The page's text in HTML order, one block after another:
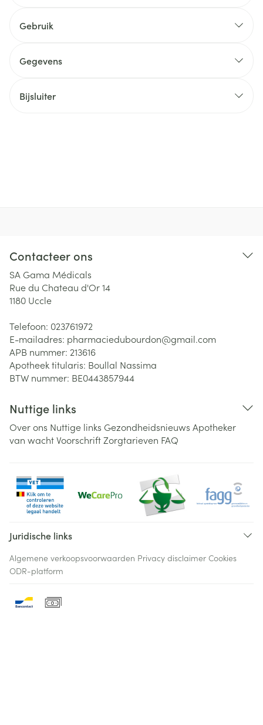
Gebruik
Gegevens
Bijsluiter
Contacteer ons
SA Gama Médicals
Rue du Chateau d'Or 14
1180 Uccle
Telefoon: 023761972
E-mailadres: pharmaciedubourdon@gmail.com
APB nummer: 213616
Apotheek titularis: Boullal Nassima
BTW nummer: BE0443857944
Nuttige links
Over ons Nuttige links Gezondheidsnieuws Apotheker
van wachtVoorschriftZorgtarieven FAQ
Juridische links
Algemene verkoopsvoorwaarden Privacy disclaimer Cookies
ODR-platform